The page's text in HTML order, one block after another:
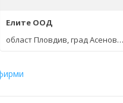
Елите ООД
област Пловдив,град Асеновград